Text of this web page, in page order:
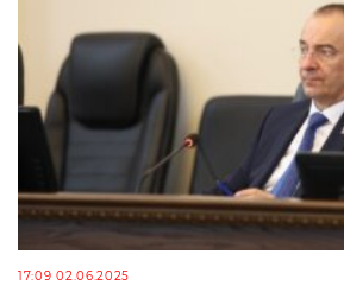
17:09 02.06.2025